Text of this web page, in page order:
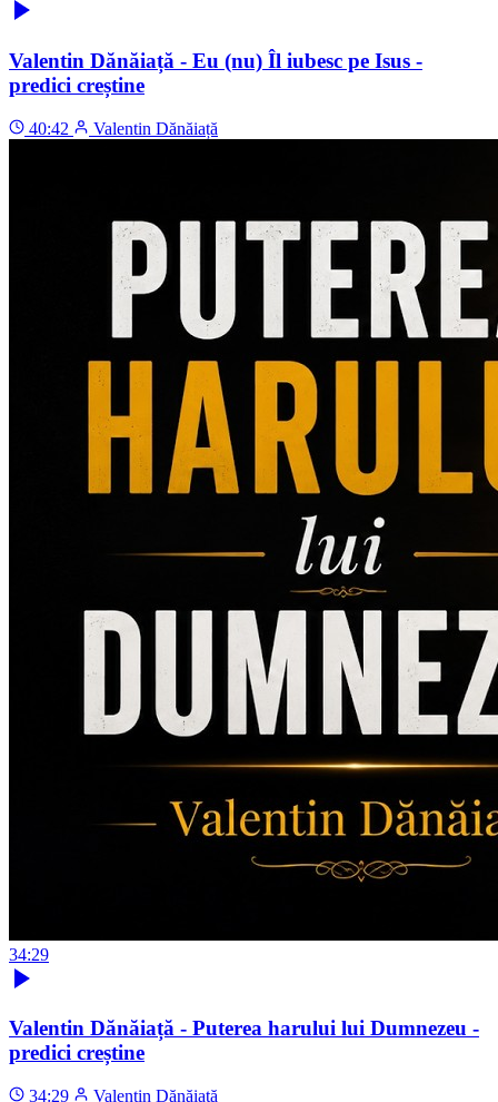
Valentin Dănăiață - Eu (nu) Îl iubesc pe Isus -
predici creștine
40:42 Valentin Dănăiață
34:29
Valentin Dănăiață - Puterea harului lui Dumnezeu -
predici creștine
34:29 Valentin Dănăiață